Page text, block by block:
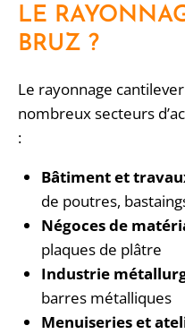
LE
BRUZ ?
Le rayonnage
nombreux secteurs
:
Bâtiment et
de poutres,
Négoces de
plaques de plâtre
Industrie
barres métalliques
Menuiseries et